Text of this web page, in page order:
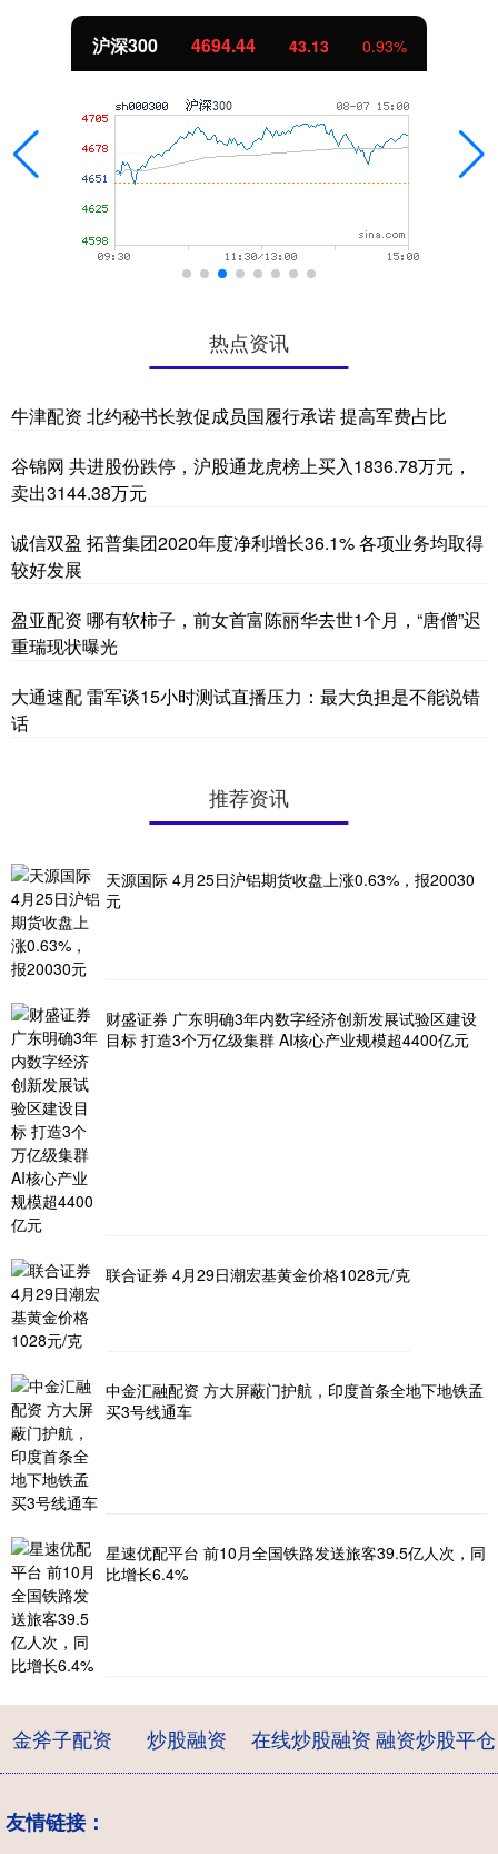
沪深300 4694.44 43.13 0.93%
热点资讯
牛津配资 北约秘书长敦促成员国履行承诺 提高军费占比
谷锦网 共进股份跌停，沪股通龙虎榜上买入1836.78万元，
卖出3144.38万元
诚信双盈 拓普集团2020年度净利增长36.1% 各项业务均取得
较好发展
盈亚配资 哪有软柿子，前女首富陈丽华去世1个月，“唐僧”迟
重瑞现状曝光
大通速配 雷军谈15小时测试直播压力：最大负担是不能说错
话
推荐资讯
天源国际 4月25日沪铝期货收盘上涨0.63%，报20030
元
财盛证券 广东明确3年内数字经济创新发展试验区建设
目标 打造3个万亿级集群 AI核心产业规模超4400亿元
联合证券 4月29日潮宏基黄金价格1028元/克
中金汇融配资 方大屏蔽门护航，印度首条全地下地铁孟
买3号线通车
星速优配平台 前10月全国铁路发送旅客39.5亿人次，同
比增长6.4%
金斧子配资 炒股融资 在线炒股融资融资炒股平仓
友情链接：